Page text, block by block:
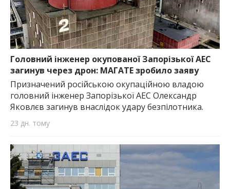
Головний інженер окупованої Запорізької АЕС
загинув через дрон: МАГАТЕ зробило заяву
Призначений російською окупаційною владою
головний інженер Запорізької АЕС Олександр
Яковлєв загинув внаслідок удару безпілотника.
23 дн. тому